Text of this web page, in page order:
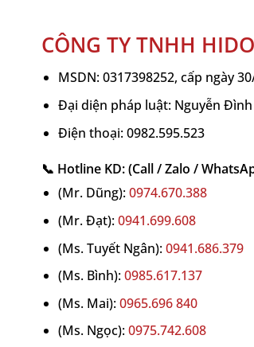
CÔNG TY TNHH
MSDN: 0317398252, cấp ngày
Đại diện pháp luật: Nguyễn
Điện thoại: 0982.595.523
📞 Hotline KD: (Call / Zalo /
(Mr. Dũng):0974.670.388
(Mr. Đạt):0941.699.608
(Ms. Tuyết Ngân):0941.686.379
(Ms. Bình):0985.617.137
(Ms. Mai):0965.696 840
(Ms. Ngọc):0975.742.608